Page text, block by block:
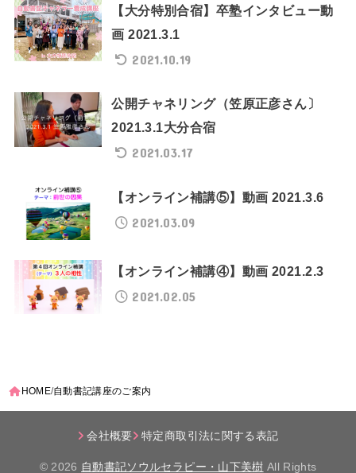
【大分特別合宿】卒塾インタビュー動
画 2021.3.1
2021.10.19
公開チャネリング（笠原正彦さん〕
2021.3.1大分合宿
2021.03.17
【オンライン補講⑤】動画 2021.3.6
2021.03.09
【オンライン補講④】動画 2021.2.3
2021.02.05
HOME 自動書記講座のご案内
会社概要 特定商取引法に関する表記
© 2026 自動書記ソウルセラピー・山下美樹 All Rights